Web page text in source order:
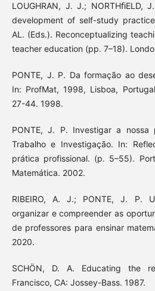
LOUGHRAN, J. J.; NORTHﬁELD,
development of self-study
AL. (Eds.). Reconceptualizing
teacher education (pp. 7–18).
PONTE, J. P. Da formação ao
In: ProfMat, 1998, Lisboa,
27-44. 1998.
PONTE, J. P. Investigar a
Trabalho e Investigação. In:
prática profissional. (p. 5–55).
Matemática. 2002.
RIBEIRO, A. J.; PONTE, J. P.
organizar e compreender as
de professores para ensinar
2020.
SCHÖN, D. A. Educating the
Francisco, CA: Jossey-Bass. 1987.